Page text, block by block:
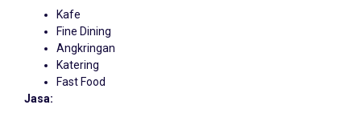
Kafe
Fine Dining
Angkringan
Katering
Fast Food
Jasa: